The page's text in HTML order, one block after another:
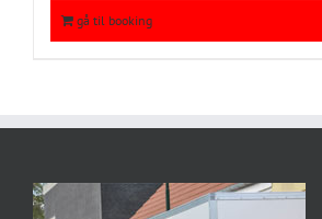
gå til booking